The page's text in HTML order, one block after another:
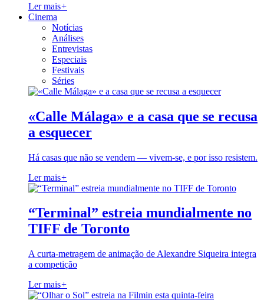
Ler mais+
Cinema
Notícias
Análises
Entrevistas
Especiais
Festivais
Séries
«Calle Málaga» e a casa que se recusa
a esquecer
Há casas que não se vendem — vivem-se, e por isso resistem.
Ler mais+
“Terminal” estreia mundialmente no
TIFF de Toronto
A curta-metragem de animação de Alexandre Siqueira integra
a competição
Ler mais+